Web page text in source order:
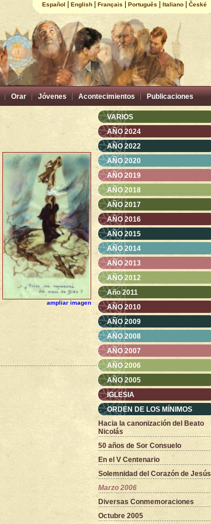
Español English| Français Português Italiano| České
Orar Jóvenes Acontecimientos Publicaciones
ampliar imagen
VARIOS
AÑO 2024
AÑO 2022
AÑO 2020
AÑO 2019
AÑO 2018
AÑO 2017
AÑO 2016
AÑO 2015
AÑO 2014
AÑO 2013
AÑO 2012
Año 2011
AÑO 2010
AÑO 2009
AÑO 2008
AÑO 2007
AÑO 2006
AÑO 2005
IGLESIA
ORDEN DE LOS MÍNIMOS
Hacia la canonización del Beato
Nicolás
50 años de Sor Consuelo
En el V Centenario
Solemnidad del Corazón de Jesús
Marzo 2006
Diversas Conmemoraciones
Octubre 2005